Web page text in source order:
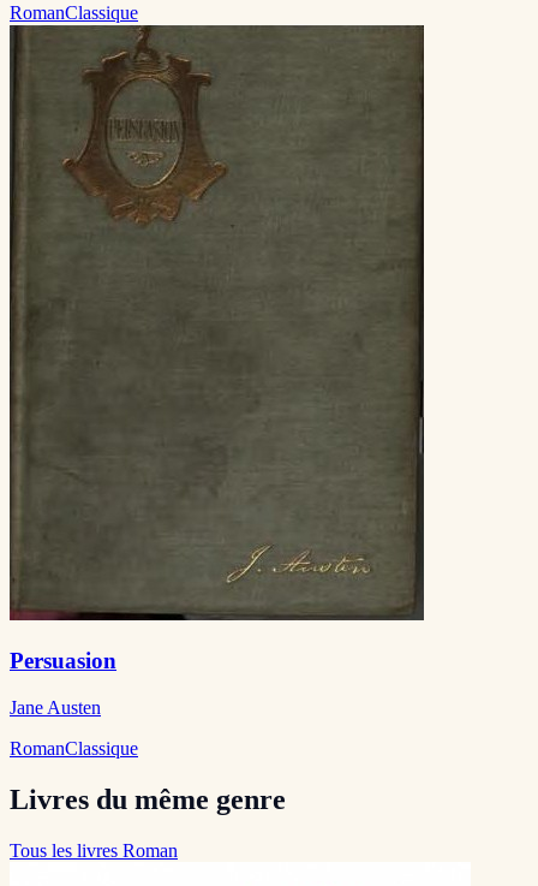
RomanClassique
Persuasion
Jane Austen
RomanClassique
Livres du même genre
Tous les livres Roman